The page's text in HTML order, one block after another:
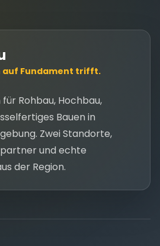
auf Fundament trifft.
Rohbau, Hochbau,
Bauen in
Zwei Standorte,
und echte
der Region.